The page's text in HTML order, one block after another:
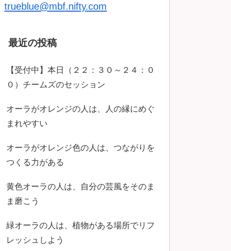
trueblue@mbf.nifty.com
最近の投稿
【受付中】本日（２２：３０～２４：０
０）チームズのセッション
オーラがオレンジの人は、人の縁にめぐ
まれやすい
オーラがオレンジ色の人は、つながりを
つくる力がある
黄色オーラの人は、自分の芸風をそのま
ま磨こう
緑オーラの人は、植物がある場所でリフ
レッシュしよう